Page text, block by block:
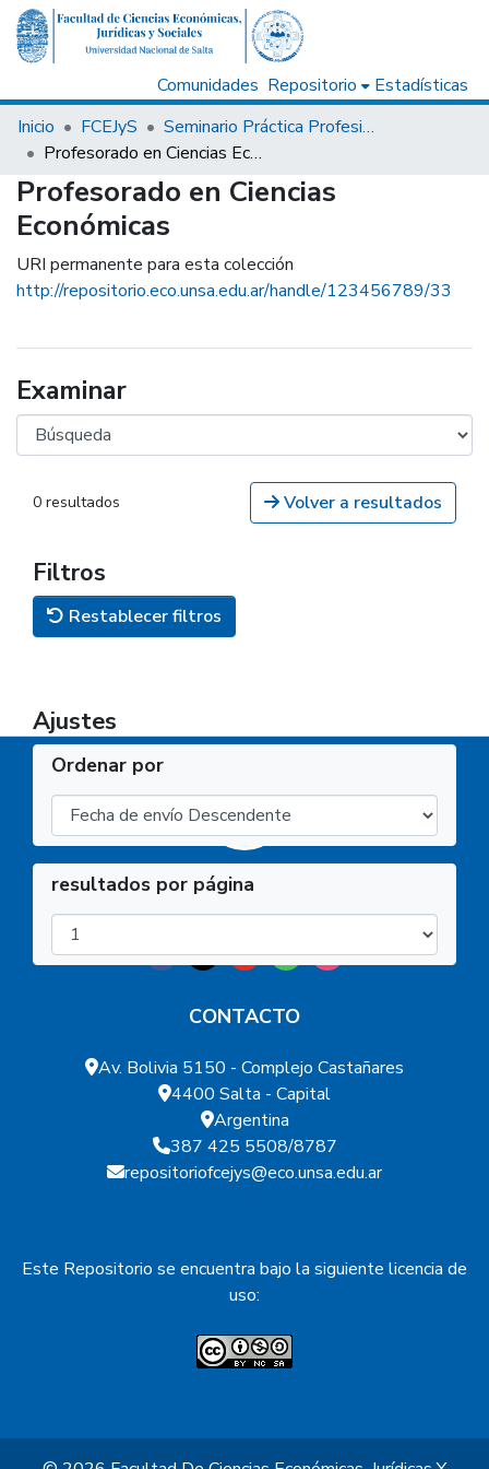
Comunidades Repositorio
Estadísticas
Inicio
FCEJyS
Seminario Práctica Profesional / Informe Final - Carreras de Grado
Profesorado en Ciencias Económicas
Profesorado en Ciencias
Económicas
URI permanente para esta colección
http://repositorio.eco.unsa.edu.ar/handle/123456789/33
Examinar
0 resultados Volver a resultados
Filtros
Restablecer filtros
Ajustes
Ordenar por
resultados por página
Facultad de Ciencias Económicas, Jurídicas y Sociales -
UNSa
CONTACTO
Av. Bolivia 5150 - Complejo Castañares
4400 Salta - Capital
Argentina
387 425 5508/8787
repositoriofcejys@eco.unsa.edu.ar
Este Repositorio se encuentra bajo la siguiente licencia de
uso: